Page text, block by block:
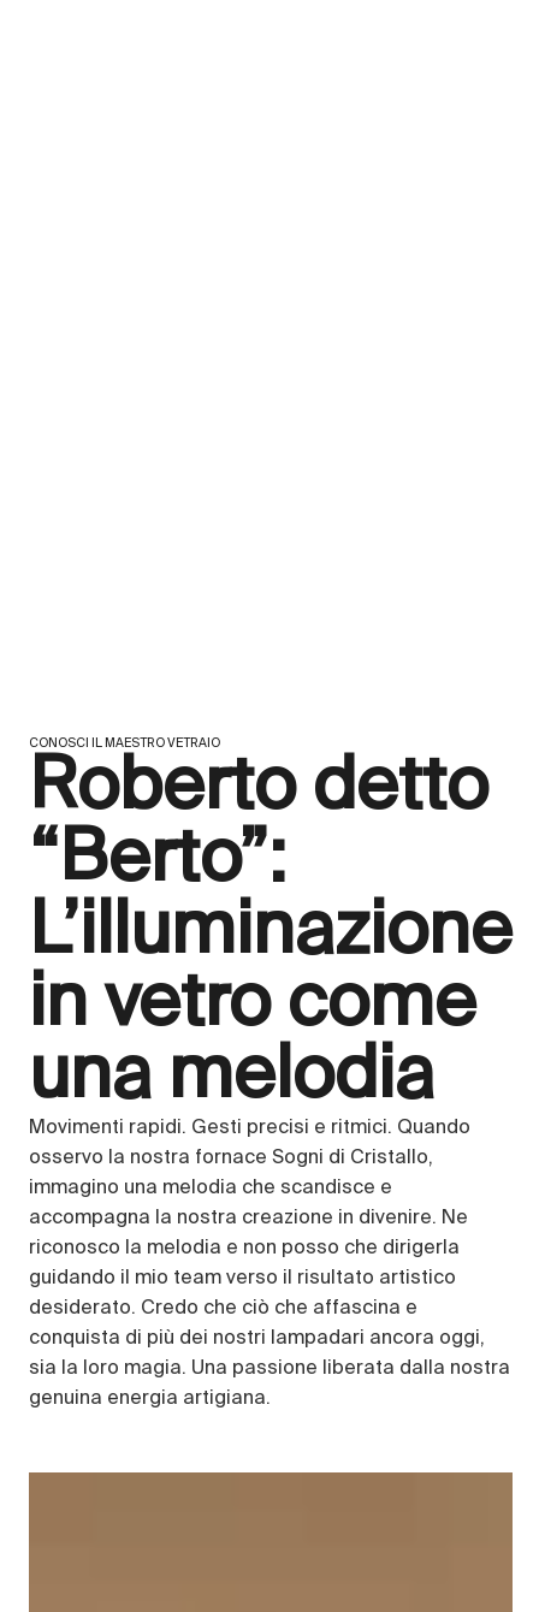
CONOSCI IL MAESTRO VETRAIO
Roberto detto
“Berto”:
L’illuminazione
in vetro come
una melodia
Movimenti rapidi. Gesti precisi e ritmici. Quando
osservo la nostra fornace Sogni di Cristallo,
immagino una melodia che scandisce e
accompagna la nostra creazione in divenire. Ne
riconosco la melodia e non posso che dirigerla
guidando il mio team verso il risultato artistico
desiderato. Credo che ciò che affascina e
conquista di più dei nostri lampadari ancora oggi,
sia la loro magia. Una passione liberata dalla nostra
genuina energia artigiana.